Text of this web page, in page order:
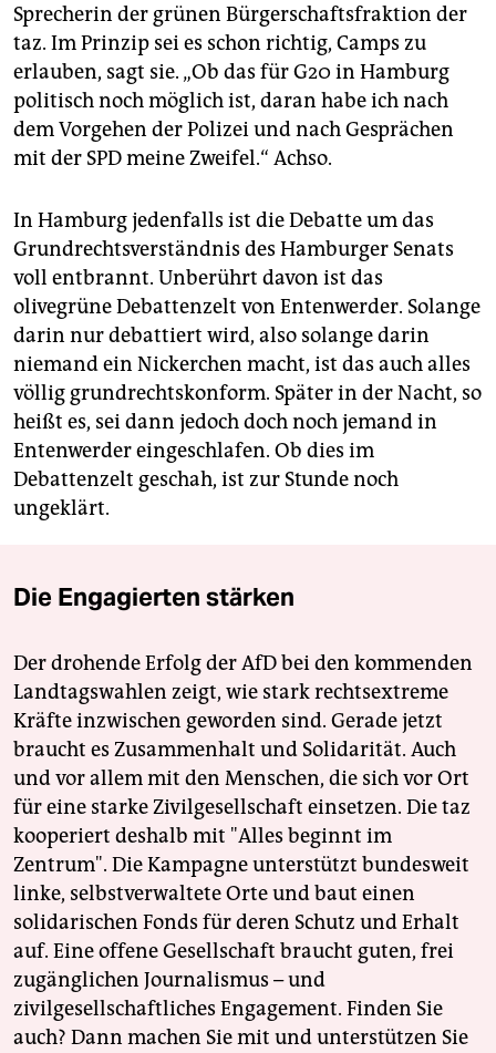
Sprecherin der grünen Bürgerschaftsfraktion der
taz. Im Prinzip sei es schon richtig, Camps zu
erlauben, sagt sie. „Ob das für G20 in Hamburg
politisch noch möglich ist, daran habe ich nach
dem Vorgehen der Polizei und nach Gesprächen
mit der SPD meine Zweifel.“ Achso.
In Hamburg jedenfalls ist die Debatte um das
Grundrechtsverständnis des Hamburger Senats
voll entbrannt. Unberührt davon ist das
olivegrüne Debattenzelt von Entenwerder. Solange
darin nur debattiert wird, also solange darin
niemand ein Nickerchen macht, ist das auch alles
völlig grundrechtskonform. Später in der Nacht, so
heißt es, sei dann jedoch doch noch jemand in
Entenwerder eingeschlafen. Ob dies im
Debattenzelt geschah, ist zur Stunde noch
ungeklärt.
Die Engagierten stärken
Der drohende Erfolg der AfD bei den kommenden
Landtagswahlen zeigt, wie stark rechtsextreme
Kräfte inzwischen geworden sind. Gerade jetzt
braucht es Zusammenhalt und Solidarität. Auch
und vor allem mit den Menschen, die sich vor Ort
für eine starke Zivilgesellschaft einsetzen. Die taz
kooperiert deshalb mit "Alles beginnt im
Zentrum". Die Kampagne unterstützt bundesweit
linke, selbstverwaltete Orte und baut einen
solidarischen Fonds für deren Schutz und Erhalt
auf. Eine offene Gesellschaft braucht guten, frei
zugänglichen Journalismus – und
zivilgesellschaftliches Engagement. Finden Sie
auch? Dann machen Sie mit und unterstützen Sie